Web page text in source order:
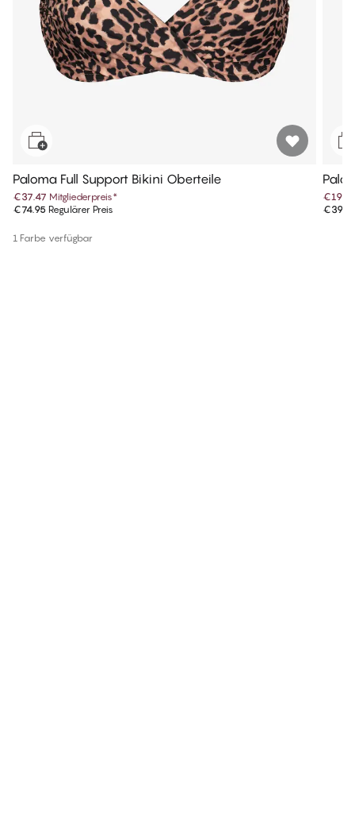
Paloma Full Support Bikini Oberteile
€37.47 Mitgliederpreis*
€74.95 Regulärer Preis
1 Farbe verfügbar
€19.97